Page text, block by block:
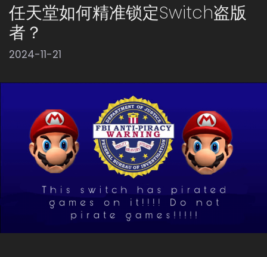
任天堂如何精准锁定Switch盗版
者？
2024-11-21